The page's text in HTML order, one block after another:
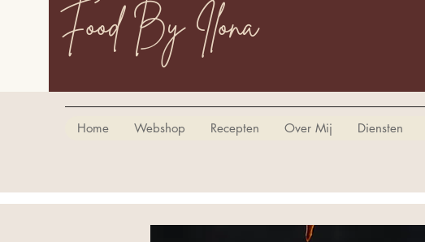
Food By Ilona
Home Webshop Recepten Over Mij Diensten